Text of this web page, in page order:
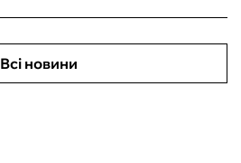
Всі новини